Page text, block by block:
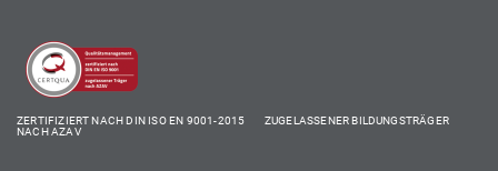
ZERTIFIZIERT NACH DIN ISO EN 9001-2015 ZUGELASSENER BILDUNGSTRÄGER
NACH AZAV